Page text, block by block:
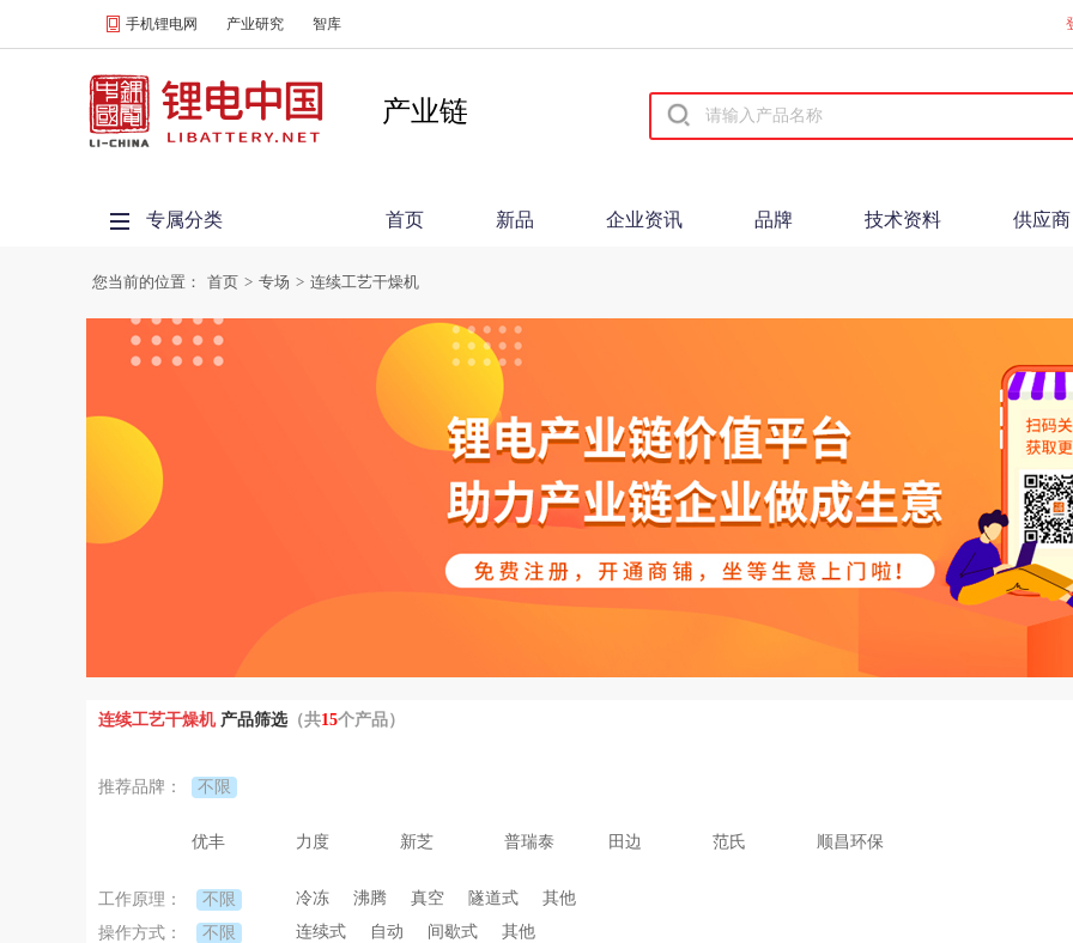
手机锂电网 产业研究 智库
产业链
专属分类 首页 新品 企业资讯 品牌 技术资料 供应商
您当前的位置： 首页 > 专场 > 连续工艺干燥机
连续工艺干燥机 产品筛选（共15个产品）
推荐品牌： 不限
优丰 力度 新芝 普瑞泰 田边 范氏 顺昌环保
工作原理： 不限 冷冻 沸腾 真空 隧道式 其他
操作方式： 不限 连续式 自动 间歇式 其他